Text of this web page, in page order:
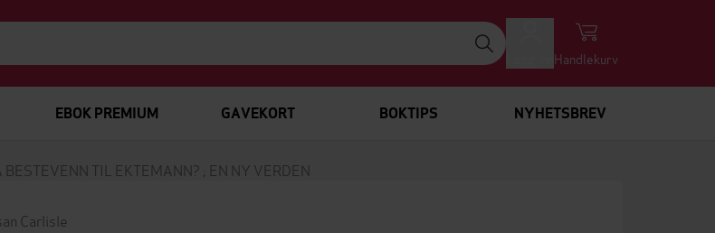
Handlekurv
EBOK PREMIUM GAVEKORT BOKTIPS NYHETSBREV
BESTEVENN TIL EKTEMANN? ; EN NY VERDEN
Carlisle